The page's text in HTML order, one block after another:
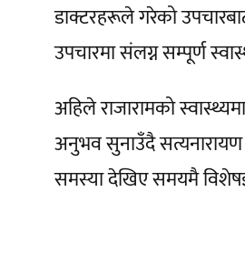
डाक्टरहरूले गरेको
उपचारमा संलग्न सम्पूर्ण
अहिले राजारामको
अनुभव सुनाउँदै सत्यनारायण
समस्या देखिए समयमै